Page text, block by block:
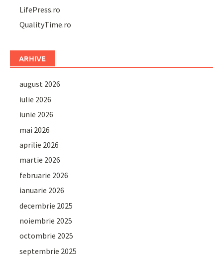
LifePress.ro
QualityTime.ro
ARHIVE
august 2026
iulie 2026
iunie 2026
mai 2026
aprilie 2026
martie 2026
februarie 2026
ianuarie 2026
decembrie 2025
noiembrie 2025
octombrie 2025
septembrie 2025